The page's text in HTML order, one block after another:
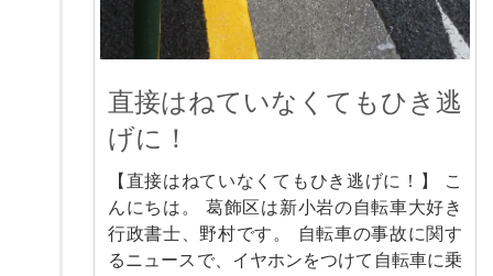
直接はねていなくてもひき逃
げに！
【直接はねていなくてもひき逃げに！】 こ
んにちは。 葛飾区は新小岩の自転車大好き
行政書士、野村です。 自転車の事故に関す
るニュースで、イヤホンをつけて自転車に乗